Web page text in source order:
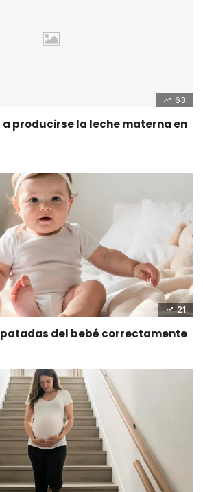
63
a producirse la leche materna en
21
del bebé correctamente